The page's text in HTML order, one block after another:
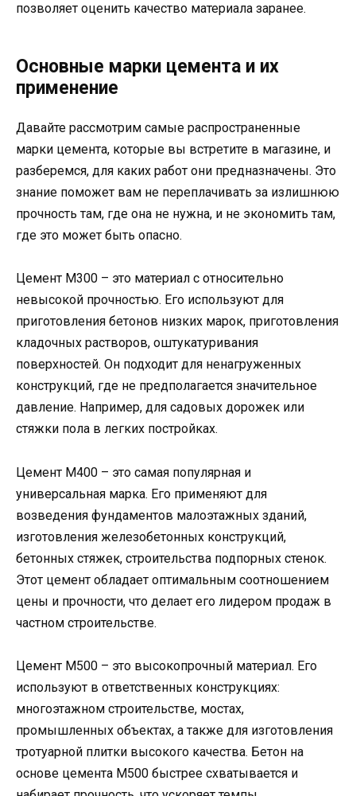
позволяет оценить качество материала заранее.
Основные марки цемента и их
применение
Давайте рассмотрим самые распространенные
марки цемента, которые вы встретите в магазине, и
разберемся, для каких работ они предназначены. Это
знание поможет вам не переплачивать за излишнюю
прочность там, где она не нужна, и не экономить там,
где это может быть опасно.
Цемент М300 – это материал с относительно
невысокой прочностью. Его используют для
приготовления бетонов низких марок, приготовления
кладочных растворов, оштукатуривания
поверхностей. Он подходит для ненагруженных
конструкций, где не предполагается значительное
давление. Например, для садовых дорожек или
стяжки пола в легких постройках.
Цемент М400 – это самая популярная и
универсальная марка. Его применяют для
возведения фундаментов малоэтажных зданий,
изготовления железобетонных конструкций,
бетонных стяжек, строительства подпорных стенок.
Этот цемент обладает оптимальным соотношением
цены и прочности, что делает его лидером продаж в
частном строительстве.
Цемент М500 – это высокопрочный материал. Его
используют в ответственных конструкциях:
многоэтажном строительстве, мостах,
промышленных объектах, а также для изготовления
тротуарной плитки высокого качества. Бетон на
основе цемента М500 быстрее схватывается и